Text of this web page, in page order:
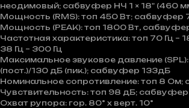
неодимовый; сабвуфер НЧ 1 × 18" (460
Мощность (RMS): топ 450 Вт; сабвуфер
Мощность (PEAK): топ 1800 Вт,
Частотная характеристика: топ 70 Гц –
38 Гц – 300 Гц
Максимальное звуковое давление
(пост.)/130 дБ (пик.); сабвуфер 133дБ
Номинальное сопротивление: топ 8
Чувствительность: топ 98 дБ;
Охват рупора: гор. 80° х верт. 10°